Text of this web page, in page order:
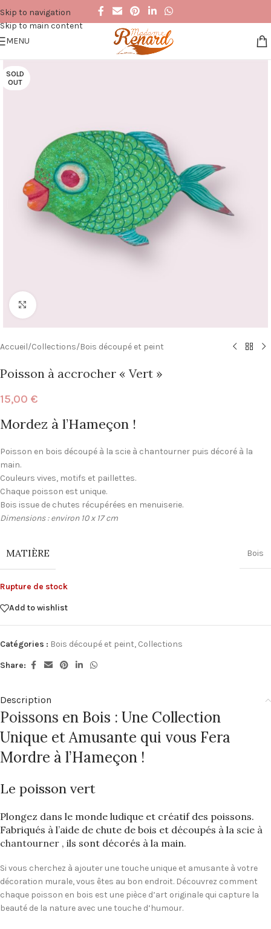
Skip to navigation
Skip to main content
MENU
SOLD
OUT
Click to enlarge
Accueil/Collections/Bois découpé et peint
Poisson à accrocher « Vert »
15,00 €
Mordez à l’Hameçon !
Poisson en bois découpé à la scie à chantourner puis décoré à la
main.
Couleurs vives, motifs et paillettes.
Chaque poisson est unique.
Bois issue de chutes récupérées en menuiserie.
Dimensions : environ 10 x 17 cm
MATIÈRE Bois
Rupture de stock
Add to wishlist
Catégories : Bois découpé et peint, Collections
Share:
Description
Poissons en Bois : Une Collection
Unique et Amusante qui vous Fera
Mordre à l’Hameçon !
Le poisson vert
Plongez dans le monde ludique et créatif des poissons.
Fabriqués à l’aide de chute de bois et découpés à la scie à
chantourner , ils sont décorés à la main.
Si vous cherchez à ajouter une touche unique et amusante à votre
décoration murale, vous êtes au bon endroit. Découvrez comment
chaque poisson en bois est une pièce d’art originale qui capture la
beauté de la nature avec une touche d’humour.